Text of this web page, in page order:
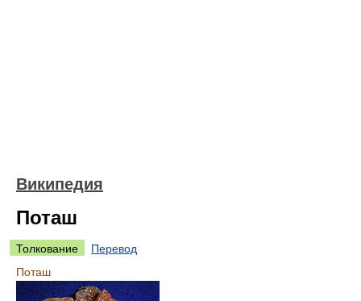
Википедия
Поташ
Толкование
Перевод
Поташ